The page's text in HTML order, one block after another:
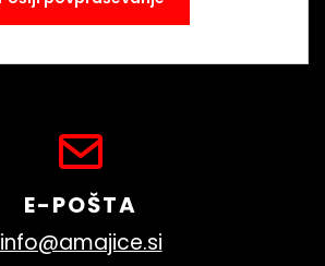
E-POŠTA
info@amajice.si